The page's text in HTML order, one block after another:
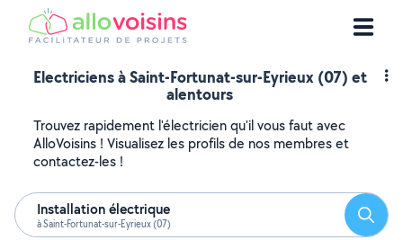
Electriciens à Saint-Fortunat-sur-Eyrieux (07) et
alentours
Trouvez rapidement l'électricien qu'il vous faut avec
AlloVoisins ! Visualisez les profils de nos membres et
contactez-les !
Installation électrique
à Saint-Fortunat-sur-Eyrieux (07)